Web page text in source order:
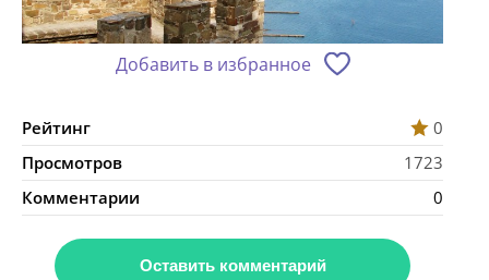
Добавить в избранное
Рейтинг
0
Просмотров
1723
Комментарии
0
Оставить комментарий